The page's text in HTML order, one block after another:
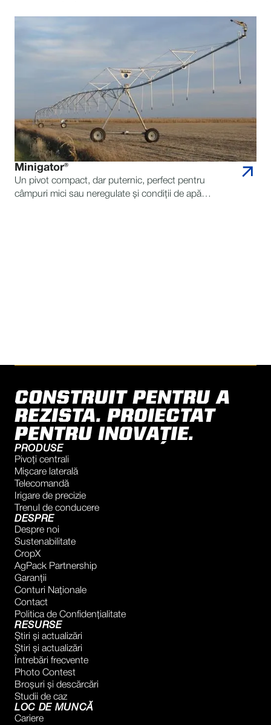
Minigator®
Un pivot compact, dar puternic, perfect pentru
câmpuri mici sau neregulate și condiții de apă
CONSTRUIT PENTRU A
REZISTA. PROIECTAT
PENTRU INOVAȚIE.
PRODUSE
Pivoți centrali
Mișcare laterală
Telecomandă
Irigare de precizie
Trenul de conducere
DESPRE
Despre noi
Sustenabilitate
CropX
AgPack Partnership
Garanţii
Conturi Naţionale
Contact
Politica de Confidențialitate
RESURSE
Știri și actualizări
Știri și actualizări
Întrebări frecvente
Photo Contest
Broșuri și descărcări
Studii de caz
LOC DE MUNCĂ
Cariere